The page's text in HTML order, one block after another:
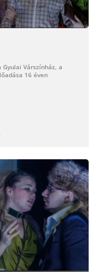
Várszínház, a
16 éven